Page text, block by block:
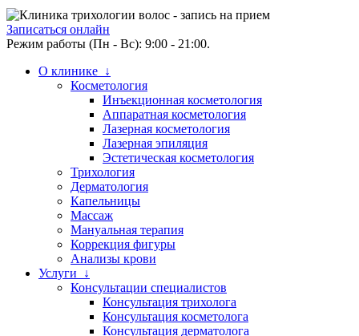
Записаться онлайн
Режим работы (Пн - Вс): 9:00 - 21:00.
О клинике ↓
Косметология
Инъекционная косметология
Аппаратная косметология
Лазерная косметология
Лазерная эпиляция
Эстетическая косметология
Трихология
Дерматология
Капельницы
Массаж
Мануальная терапия
Коррекция фигуры
Анализы крови
Услуги ↓
Консультации специалистов
Консультация трихолога
Консультация косметолога
Консультация дерматолога